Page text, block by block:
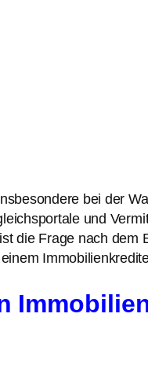
bei der
und
die Frage nach